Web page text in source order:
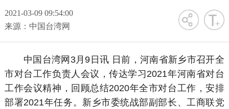
2021-03-09 09:54:00
来源：中国台湾网
字号
中国台湾网3月9日讯 日前，河南省新乡市召开全
市对台工作负责人会议，传达学习2021年河南省对台
工作会议精神，回顾总结2020年全市对台工作，安排
部署2021年任务。新乡市委统战部副部长、工商联党